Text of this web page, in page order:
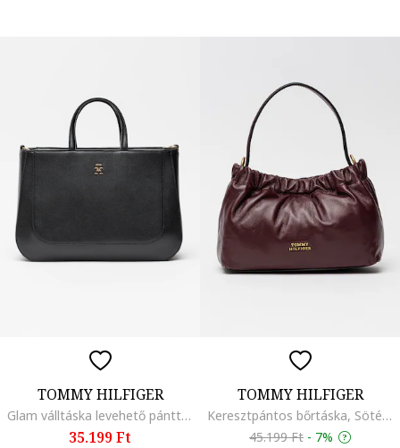
TOMMY HILFIGER
Glam válltáska levehető pánttal, Fekete
35.199 Ft
TOMMY HILFIGER
Keresztpántos bőrtáska, Sötétpiros
45.199 Ft - 7%